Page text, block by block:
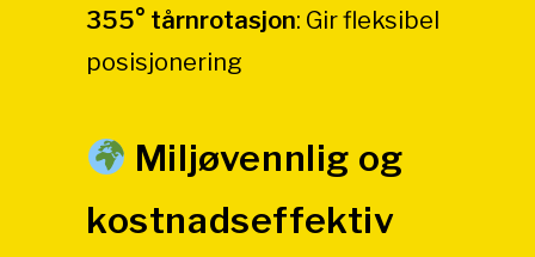
355° tårnrotasjon: Gir fleksibel
posisjonering
Miljøvennlig og
kostnadseffektiv